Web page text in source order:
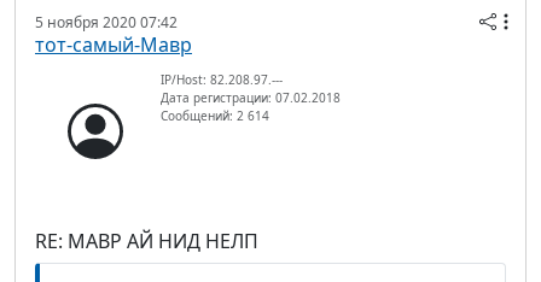
5 ноября 2020 07:42
тот-самый-Мавр
IP/Host: 82.208.97.---
Дата регистрации: 07.02.2018
Сообщений: 2 614
RE: МАВР АЙ НИД НЕЛП